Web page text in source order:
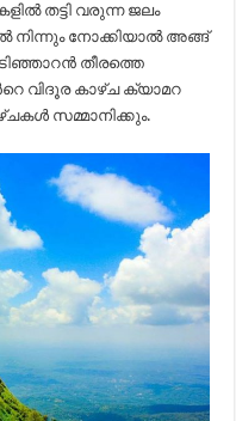
തട്ടി വരുന്ന ജലം
നോക്കിയാല്‍ അങ്ങ്
തീരത്തെ
വിദൂര കാഴ്ച ക്യാമറ
സമ്മാനിക്കും.